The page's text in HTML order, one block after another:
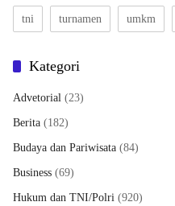
tni turnamen umkm
Kategori
Advetorial (23)
Berita (182)
Budaya dan Pariwisata (84)
Business (69)
Hukum dan TNI/Polri (920)